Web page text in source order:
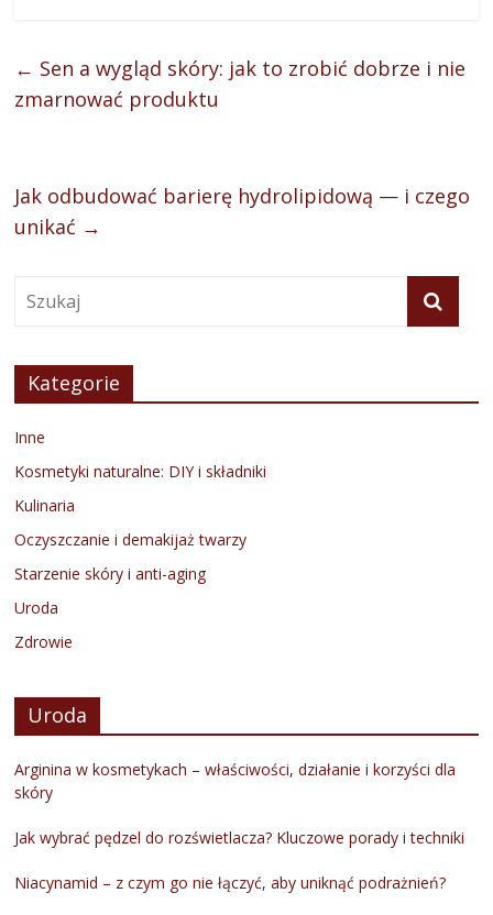
← Sen a wygląd skóry: jak to zrobić dobrze i nie
zmarnować produktu
Jak odbudować barierę hydrolipidową — i czego
unikać →
Kategorie
Inne
Kosmetyki naturalne: DIY i składniki
Kulinaria
Oczyszczanie i demakijaż twarzy
Starzenie skóry i anti-aging
Uroda
Zdrowie
Uroda
Arginina w kosmetykach – właściwości, działanie i korzyści dla
skóry
Jak wybrać pędzel do rozświetlacza? Kluczowe porady i techniki
Niacynamid – z czym go nie łączyć, aby uniknąć podrażnień?